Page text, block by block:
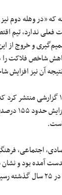
که «در وهله دوم
ندارد، تیم
و خروج از
شاخص فلاکت را
آن نیز
مرکز آمار ایران اسفندماه سال
اجتماعی،
آمده بود و